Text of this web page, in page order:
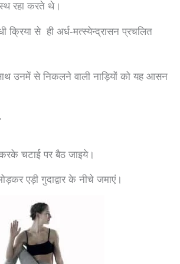
रहा करते थे।
क्रिया से ही अर्ध-मत्स्येन्द्रासन प्रचलित
उनमें से निकलने वाली नाड़ियों को यह आसन
चटाई पर बैठ जाइये।
एड़ी गुदाद्वार के नीचे जमाएं।